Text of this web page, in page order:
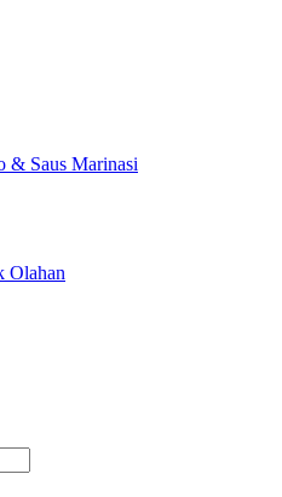
& Saus Marinasi
Olahan